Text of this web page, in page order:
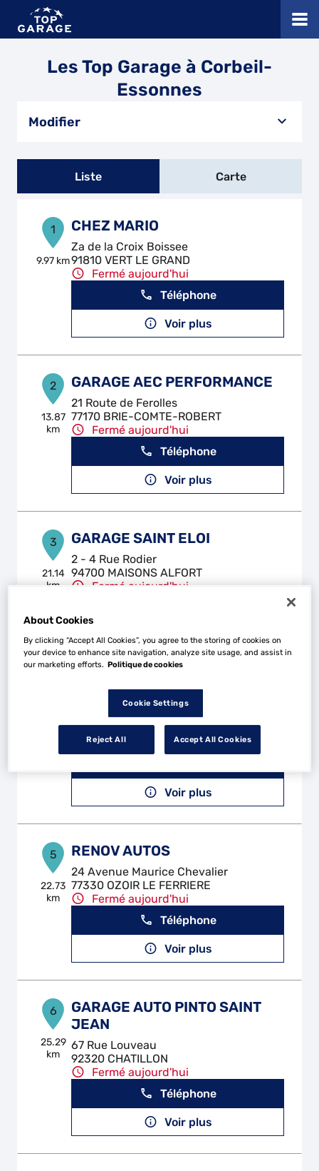
Les Top Garage à Corbeil-
Essonnes
Modifier
Liste Carte
1
9.97 km
CHEZ MARIO
Za de la Croix Boissee
91810 VERT LE GRAND
Fermé aujourd'hui
Téléphone
Voir plus
2
13.87
km
GARAGE AEC PERFORMANCE
21 Route de Ferolles
77170 BRIE-COMTE-ROBERT
Fermé aujourd'hui
Téléphone
Voir plus
3
21.14
km
GARAGE SAINT ELOI
2 - 4 Rue Rodier
94700 MAISONS ALFORT
Fermé aujourd'hui
Voir plus
21.68
M'PERF
66 rue Gabriel Peri
94240 L'HAY LES ROSES
Fermé aujourd'hui
Voir plus
5
22.73
km
RENOV AUTOS
24 Avenue Maurice Chevalier
77330 OZOIR LE FERRIERE
Fermé aujourd'hui
Téléphone
Voir plus
6
25.29
km
GARAGE AUTO PINTO SAINT
JEAN
67 Rue Louveau
92320 CHATILLON
Fermé aujourd'hui
Téléphone
Voir plus
About Cookies
By clicking “Accept All Cookies”, you agree to the storing of cookies on
your device to enhance site navigation, analyze site usage, and assist in
our marketing efforts. Politique de cookies
Cookie Settings
Reject All Accept All Cookies